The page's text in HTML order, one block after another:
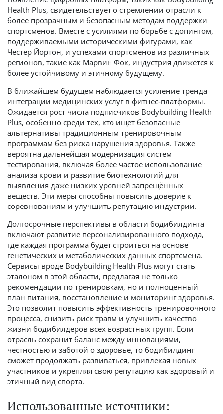
Health Plus, свидетельствует о стремлении отрасли к
более прозрачным и безопасным методам поддержки
спортсменов. Вместе с усилиями по борьбе с допингом,
поддерживаемыми историческими фигурами, как
Честер Йортон, и успехами спортсменов из различных
регионов, такие как Марвин Фок, индустрия движется к
более устойчивому и этичному будущему.
В ближайшем будущем наблюдается усиление тренда
интеграции медицинских услуг в фитнес‑платформы.
Ожидается рост числа подписчиков Bodybuilding Health
Plus, особенно среди тех, кто ищет безопасные
альтернативы традиционным тренировочным
программам без риска нарушения здоровья. Также
вероятна дальнейшая модернизация систем
тестирования, включая более частое использование
анализа крови и развитие биотехнологий для
выявления даже низких уровней запрещённых
веществ. Эти меры способны повысить доверие к
соревнованиям и улучшить репутацию индустрии.
Долгосрочные перспективы в области бодибилдинга
включают развитие персонализированного подхода,
где каждая программа будет строиться на основе
генетических и метаболических данных спортсмена.
Сервисы вроде Bodybuilding Health Plus могут стать
эталоном в этой области, предлагая не только
рекомендации по тренировкам, но и полноценный
план питания, восстановление и мониторинг здоровья.
Это позволит повысить эффективность тренировочного
процесса, снизить риск травм и улучшить качество
жизни бодибилдеров всех возрастных групп. Если
отрасль сохранит баланс между инновациями,
честностью и заботой о здоровье, то бодибилдинг
сможет продолжать развиваться, привлекая новых
участников и укрепляя свою репутацию как здоровый и
этичный вид спорта.
Использованные источники: